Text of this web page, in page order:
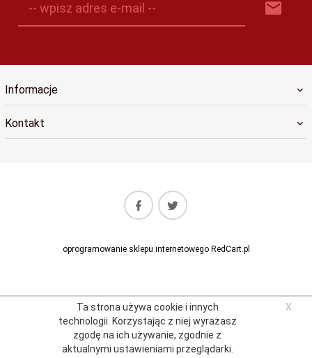
-- wpisz adres e-mail --
Informacje
Kontakt
oprogramowanie sklepu internetowegoRedCart.pl
Ta strona używa cookie i innych
technologii. Korzystając z niej wyrażasz
zgodę na ich używanie, zgodnie z
aktualnymi ustawieniami przeglądarki
X